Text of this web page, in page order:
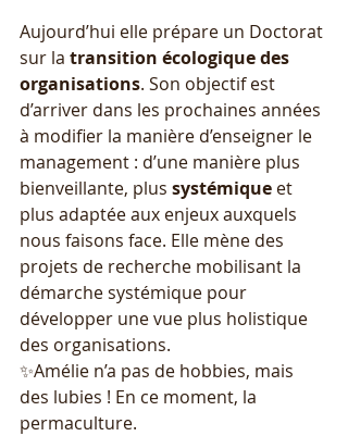
Aujourd’hui elle prépare un Doctorat
sur la transition écologique des
organisations. Son objectif est
d’arriver dans les prochaines années
à modifier la manière d’enseigner le
management : d’une manière plus
bienveillante, plus systémique et
plus adaptée aux enjeux auxquels
nous faisons face. Elle mène des
projets de recherche mobilisant la
démarche systémique pour
développer une vue plus holistique
des organisations.
✨Amélie n’a pas de hobbies, mais
des lubies ! En ce moment, la
permaculture.